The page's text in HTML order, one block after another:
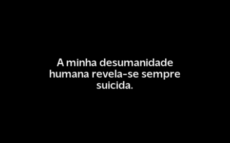
A minha desumanidade
humana revela-se sempre
suicida.